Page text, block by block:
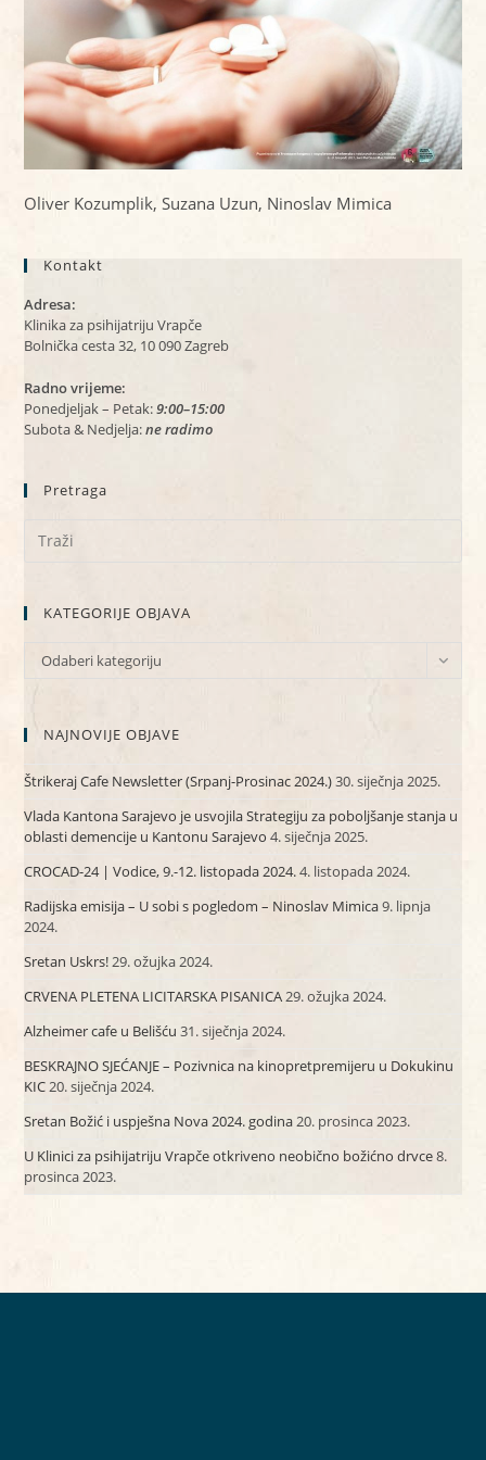
Oliver Kozumplik, Suzana Uzun, Ninoslav Mimica
Kontakt
Adresa:
Klinika za psihijatriju Vrapče
Bolnička cesta 32, 10 090 Zagreb
Radno vrijeme:
Ponedjeljak – Petak:9:00–15:00
Subota & Nedjelja:ne radimo
Pretraga
KATEGORIJE OBJAVA
KATEGORIJE
Odaberi kategoriju
NAJNOVIJE OBJAVE
Štrikeraj Cafe Newsletter (Srpanj-Prosinac 2024.)30. siječnja 2025.
Vlada Kantona Sarajevo je usvojila Strategiju za poboljšanje stanja u
oblasti demencije u Kantonu Sarajevo 4. siječnja 2025.
CROCAD-24 | Vodice, 9.-12. listopada 2024.4. listopada 2024.
Radijska emisija – U sobi s pogledom – Ninoslav Mimica9. lipnja
2024.
Sretan Uskrs!29. ožujka 2024.
CRVENA PLETENA LICITARSKA PISANICA29. ožujka 2024.
Alzheimer cafe u Belišću 31. siječnja 2024.
BESKRAJNO SJEĆANJE – Pozivnica na kinopretpremijeru u Dokukinu
KIC20. siječnja 2024.
Sretan Božić i uspješna Nova 2024. godina20. prosinca 2023.
U Klinici za psihijatriju Vrapče otkriveno neobično božićno drvce8.
prosinca 2023.